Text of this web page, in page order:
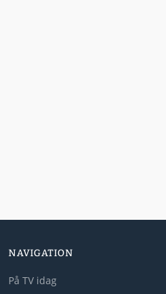
NAVIGATION
På TV idag